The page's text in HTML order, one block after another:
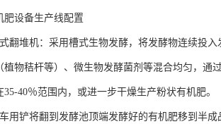
肥设备生产线配置
式翻堆机：采用槽式生物发酵，将发酵物连续投
植物秸杆等）、微生物发酵菌剂等混合均匀，通
35-40％范围内，或进一步干燥生产粉状有机肥。
车用铲将翻到发酵池顶端发酵好的有机肥移到半